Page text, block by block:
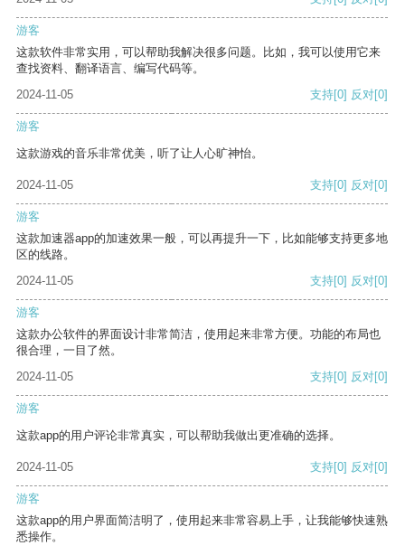
游客
这款软件非常实用，可以帮助我解决很多问题。比如，我可以使用它来
查找资料、翻译语言、编写代码等。
2024-11-05
支持[0] 反对[0]
游客
这款游戏的音乐非常优美，听了让人心旷神怡。
2024-11-05 支持[0] 反对[0]
游客
这款加速器app的加速效果一般，可以再提升一下，比如能够支持更多地
区的线路。
2024-11-05
支持[0] 反对[0]
游客
这款办公软件的界面设计非常简洁，使用起来非常方便。功能的布局也
很合理，一目了然。
2024-11-05
支持[0] 反对[0]
游客
这款app的用户评论非常真实，可以帮助我做出更准确的选择。
2024-11-05 支持[0] 反对[0]
游客
这款app的用户界面简洁明了，使用起来非常容易上手，让我能够快速熟
悉操作。